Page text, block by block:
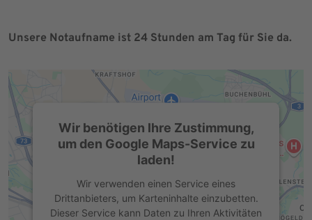
Unsere Notaufname ist 24 Stunden am Tag für Sie da.
Wir benötigen Ihre Zustimmung,
um den Google Maps-Service zu
laden!
Wir verwenden einen Service eines
Drittanbieters, um Karteninhalte einzubetten.
Dieser Service kann Daten zu Ihren Aktivitäten